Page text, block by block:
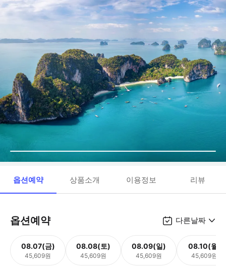
옵션예약 상품소개 이용정보 리뷰
옵션예약 다른날짜
08.07(금)
45,609원
08.08(토)
45,609원
08.09(일)
45,609원
08.10(월)
45,609원